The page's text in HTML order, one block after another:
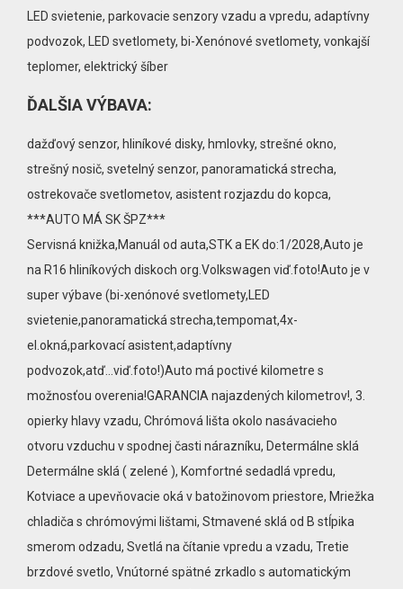
LED svietenie, parkovacie senzory vzadu a vpredu, adaptívny
podvozok, LED svetlomety, bi-Xenónové svetlomety, vonkajší
teplomer, elektrický šíber
ĎALŠIA VÝBAVA:
dažďový senzor, hliníkové disky, hmlovky, strešné okno,
strešný nosič, svetelný senzor, panoramatická strecha,
ostrekovače svetlometov, asistent rozjazdu do kopca,
***AUTO MÁ SK ŠPZ***
Servisná knižka,Manuál od auta,STK a EK do:1/2028,Auto je
na R16 hliníkových diskoch org.Volkswagen viď.foto!Auto je v
super výbave (bi-xenónové svetlomety,LED
svietenie,panoramatická strecha,tempomat,4x-
el.okná,parkovací asistent,adaptívny
podvozok,atď...viď.foto!)Auto má poctivé kilometre s
možnosťou overenia!GARANCIA najazdených kilometrov!, 3.
opierky hlavy vzadu, Chrómová lišta okolo nasávacieho
otvoru vzduchu v spodnej časti nárazníku, Determálne sklá
Determálne sklá ( zelené ), Komfortné sedadlá vpredu,
Kotviace a upevňovacie oká v batožinovom priestore, Mriežka
chladiča s chrómovými lištami, Stmavené sklá od B stĺpika
smerom odzadu, Svetlá na čítanie vpredu a vzadu, Tretie
brzdové svetlo, Vnútorné spätné zrkadlo s automatickým